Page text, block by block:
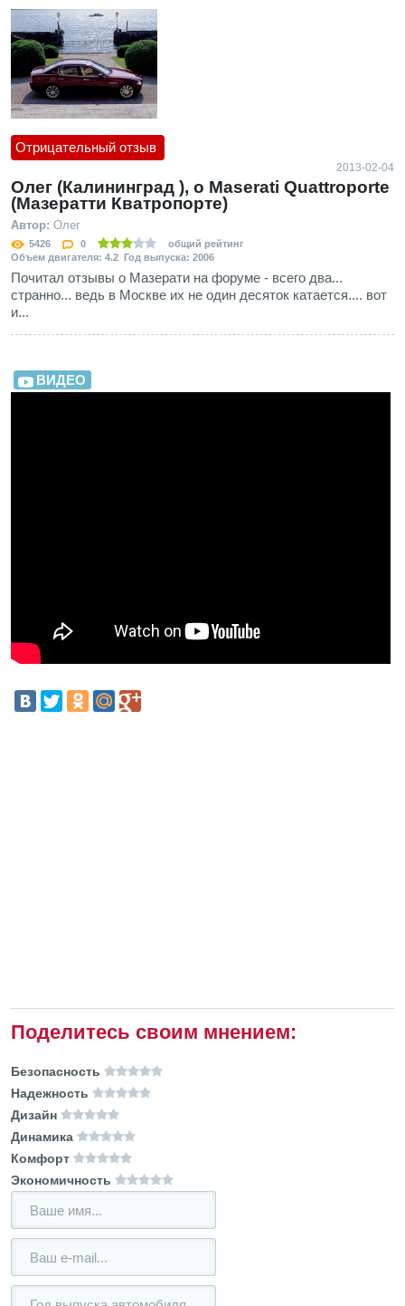
Отрицательный отзыв
2013-02-04
Олег (Калининград ), о Maserati Quattroporte
(Мазератти Кватропорте)
Автор: Олег
5426 0
общий рейтинг
Объем двигателя: 4.2 Год выпуска: 2006
Почитал отзывы о Мазерати на форуме - всего два...
странно... ведь в Москве их не один десяток катается.... вот
и...
ВИДЕО
Поделитесь своим мнением:
Безопасность
Надежность
Дизайн
Динамика
Комфорт
Экономичность